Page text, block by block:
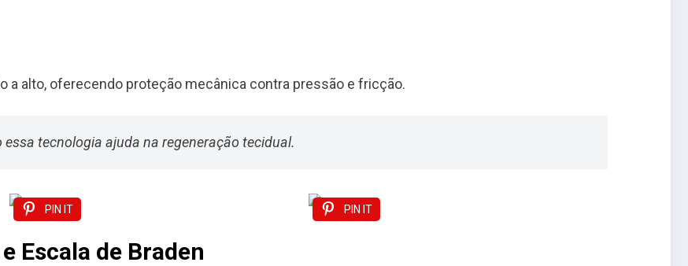
a alto, oferecendo proteção mecânica contra pressão e fricção.
essa tecnologia ajuda na regeneração tecidual.
PIN IT PIN IT
Escala de Braden